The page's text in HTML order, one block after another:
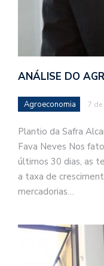
ANÁLISE DO
Agroeconomia 7
Plantio da Safra
Fava Neves Nos
últimos 30 dias, as
a taxa de
mercadorias…